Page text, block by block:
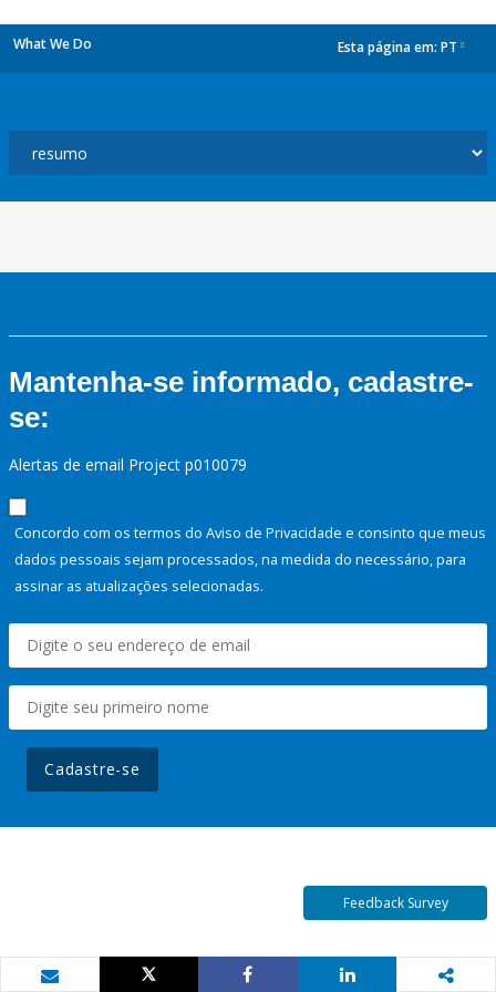
What We Do Esta página em: PT
Mantenha-se informado, cadastre-
se:
Alertas de email Project p010079
Concordo com os termos do Aviso de Privacidade e consinto que meus
dados pessoais sejam processados, na medida do necessário, para
assinar as atualizações selecionadas.
Cadastre-se
Feedback Survey